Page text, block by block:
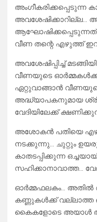
അംഗീകരിക്കപ്പെടുന്ന
അവശേഷിക്കാറില്ല…
വീണ തന്റെ എഴുത്ത്
അവശേഷിപ്പിച്ച്
വീണയുടെ
ഏറ്റുവാങ്ങാൻ
അദ്ധ്യാപകനുമായ
വേദിയിലേക്ക്
അശോകൻ പതിയെ
നടക്കുന്നു… ചുറ്റും
കാതടപ്പിക്കുന്ന
സഹിക്കാനാവാത്ത…
ഓർമ്മഫലകം… അതിൽ
കണ്ണുകൾക്ക് വല്ലാത്ത
കൈകളോടെ അയാൾ